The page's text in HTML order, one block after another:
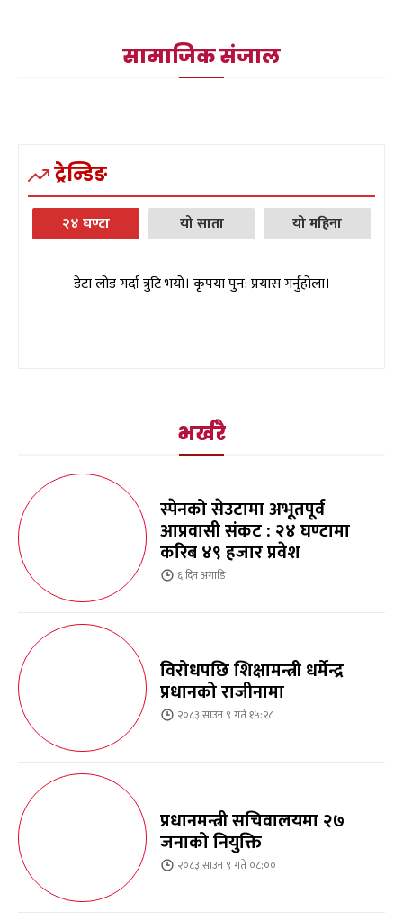
सामाजिक संजाल
ट्रेन्डिङ
२४ घण्टा यो साता यो महिना
डेटा लोड गर्दा त्रुटि भयो। कृपया पुन: प्रयास गर्नुहोला।
भर्खरै
स्पेनको सेउटामा अभूतपूर्व
आप्रवासी संकट : २४ घण्टामा
करिब ४९ हजार प्रवेश
६ दिनअगाडि
विरोधपछि शिक्षामन्त्री धर्मेन्द्र
प्रधानको राजीनामा
२०८३ साउन ९ गते १५:२८
प्रधानमन्त्री सचिवालयमा २७
जनाको नियुक्ति
२०८३ साउन ९ गते ०८:००